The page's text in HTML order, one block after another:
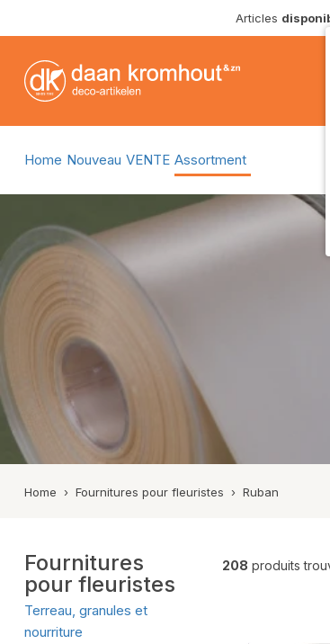
Articles
Home Nouveau VENTE Assortment
Mousse florale
Pics de décoration
Ruban
Montre tout
Céramique
Coupes terre cuite
Vases terre cuite
Pots en terre cuiteu
Pots en terre cuite
Montre tout
Home › Fournitures pour fleuristes › Ruban
Fournitures
pour fleuristes
Terreau, granules et
nourriture
208 produits